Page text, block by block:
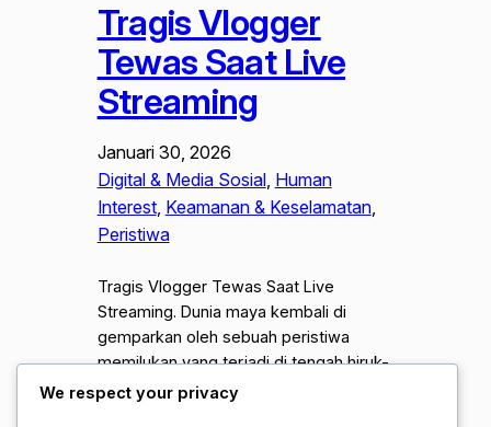
Tragis Vlogger
Tewas Saat Live
Streaming
Januari 30, 2026
Digital & Media Sosial, Human
Interest, Keamanan & Keselamatan
Peristiwa
Tragis Vlogger Tewas Saat Live
Streaming. Dunia maya kembali di
gemparkan oleh sebuah peristiwa
memilukan yang terjadi di tengah hiruk-
pikuk konten digital. Seorang kreator
We respect your privacy